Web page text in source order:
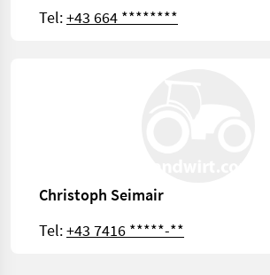
Tel:+43 664 ********
Christoph Seimair
Tel:+43 7416 *****-**